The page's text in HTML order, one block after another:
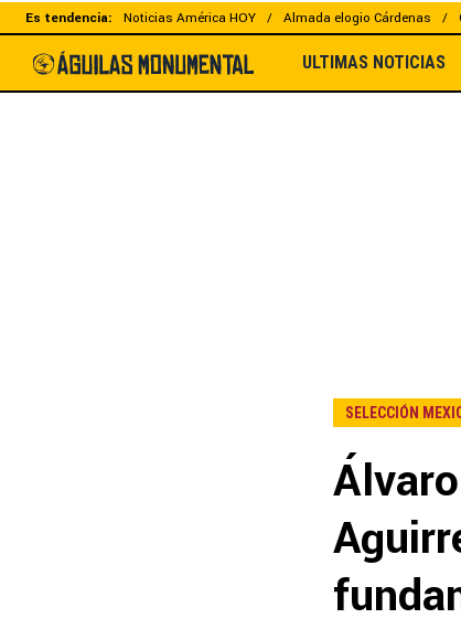
Es tendencia: Noticias América HOY Almada elogio Cárdenas
ULTIMAS NOTICIAS
SELECCIÓN